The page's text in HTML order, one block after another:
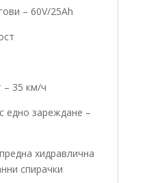
– 60V/25Ah
– 35 км/ч
едно зареждане –
хидравлична
спирачки